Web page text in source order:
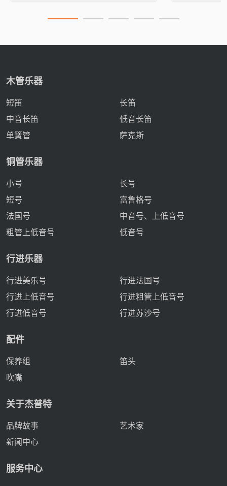
木管乐器
短笛
长笛
中音长笛
低音长笛
单簧管
萨克斯
铜管乐器
小号
长号
短号
富鲁格号
法国号
中音号、上低音号
粗管上低音号
低音号
行进乐器
行进美乐号
行进法国号
行进上低音号
行进粗管上低音号
行进低音号
行进苏沙号
配件
保养组
笛头
吹嘴
关于杰普特
品牌故事
艺术家
新闻中心
服务中心